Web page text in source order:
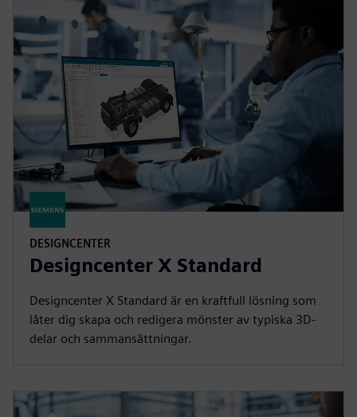
DESIGNCENTER
Designcenter X Standard
Designcenter X Standard är en kraftfull lösning som
låter dig skapa och redigera mönster av typiska 3D-
delar och sammansättningar.